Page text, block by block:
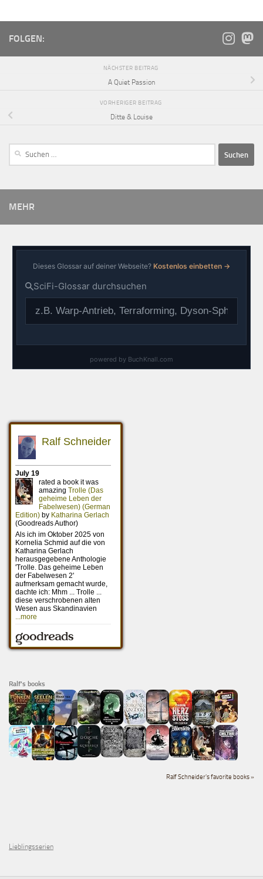
FOLGEN:
NÄCHSTER BEITRAG
A Quiet Passion
VORHERIGER BEITRAG
Ditte & Louise
MEHR
Ralf's books
Ralf Schneider's favorite books »
Lieblingsserien